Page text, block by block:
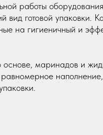
работы
готовой упаковки.
на гигиеничный и
маринадов и